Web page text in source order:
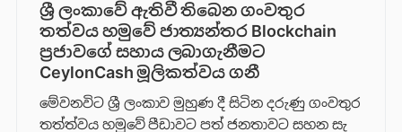
ශ්‍රී ලංකාවේ ඇතිවී තිබෙන ගංවතුර
තත්වය හමුවේ ජාත්‍යන්තර Blockchain
ප්‍රජාවගේ සහාය ලබාගැනීමට
CeylonCash මූලිකත්වය ග​නී
මේවනවිට ශ්‍රී ලංකාව මුහුණ දී සිටින දරුණු ගංවතුර
තත්ත්වය හමුවේ පීඩාවට පත් ජනතාවට සහන සැ